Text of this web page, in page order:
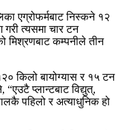
एग्रोफर्मबाट निस्कने १२
त्यसमा चार टन
मिश्रणबाट कम्पनीले तीन
किलो बायोग्यास र १५ टन
प्लान्टबाट विद्युत्,
पहिलो र अत्याधुनिक हो